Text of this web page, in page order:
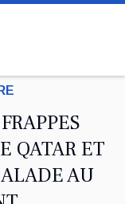
QATAR ET
AU